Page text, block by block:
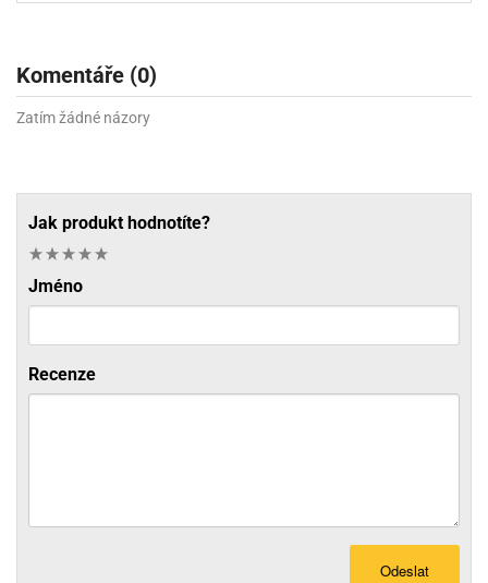
Komentáře (0)
Zatím žádné názory
Jak produkt hodnotíte?
Jméno
Recenze
Odeslat